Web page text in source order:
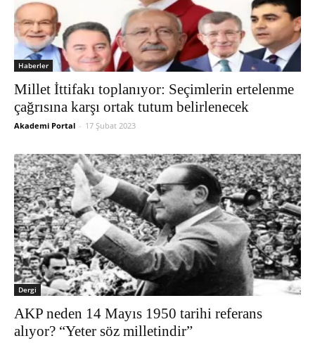
Haberler
Millet İttifakı toplanıyor: Seçimlerin ertelenme
çağrısına karşı ortak tutum belirlenecek
Akademi Portal - 17 Şubat 2023
Dergi
AKP neden 14 Mayıs 1950 tarihi referans
alıyor? “Yeter söz milletindir”